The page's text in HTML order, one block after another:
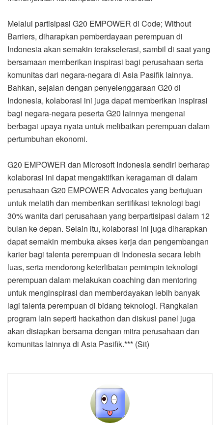
Melalui partisipasi G20 EMPOWER di Code; Without
Barriers, diharapkan pemberdayaan perempuan di
Indonesia akan semakin terakselerasi, sambil di saat yang
bersamaan memberikan inspirasi bagi perusahaan serta
komunitas dari negara-negara di Asia Pasifik lainnya.
Bahkan, sejalan dengan penyelenggaraan G20 di
Indonesia, kolaborasi ini juga dapat memberikan inspirasi
bagi negara-negara peserta G20 lainnya mengenai
berbagai upaya nyata untuk melibatkan perempuan dalam
pertumbuhan ekonomi.
G20 EMPOWER dan Microsoft Indonesia sendiri berharap
kolaborasi ini dapat mengaktifkan keragaman di dalam
perusahaan G20 EMPOWER Advocates yang bertujuan
untuk melatih dan memberikan sertifikasi teknologi bagi
30% wanita dari perusahaan yang berpartisipasi dalam 12
bulan ke depan. Selain itu, kolaborasi ini juga diharapkan
dapat semakin membuka akses kerja dan pengembangan
karier bagi talenta perempuan di Indonesia secara lebih
luas, serta mendorong keterlibatan pemimpin teknologi
perempuan dalam melakukan coaching dan mentoring
untuk menginspirasi dan memberdayakan lebih banyak
lagi talenta perempuan di bidang teknologi. Rangkaian
program lain seperti hackathon dan diskusi panel juga
akan disiapkan bersama dengan mitra perusahaan dan
komunitas lainnya di Asia Pasifik.*** (Sit)